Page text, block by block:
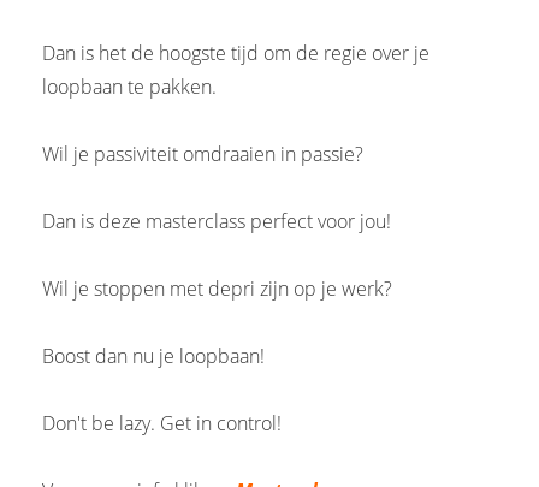
Dan is het de hoogste tijd om de regie over je
loopbaan te pakken.
Wil je passiviteit omdraaien in passie?
Dan is deze masterclass perfect voor jou!
Wil je stoppen met depri zijn op je werk?
Boost dan nu je loopbaan!
Don't be lazy. Get in control!